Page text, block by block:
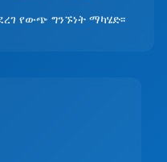
የውጭ ግንኙነት ማካሄድ፡፡